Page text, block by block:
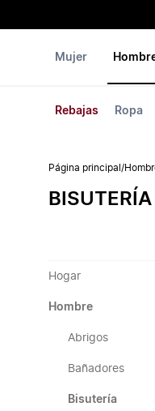
Mujer
Rebajas Ropa
Página principal /
BISUTERÍA
Hogar
Hombre
Abrigos
Bañadores
Bisutería